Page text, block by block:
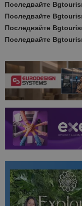
Последвайте
Последвайте
Последвайте
Последвайте